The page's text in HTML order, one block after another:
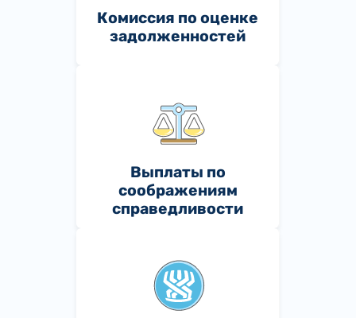
Комиссия по оценке
задолженностей
Выплаты по
соображениям
справедливости